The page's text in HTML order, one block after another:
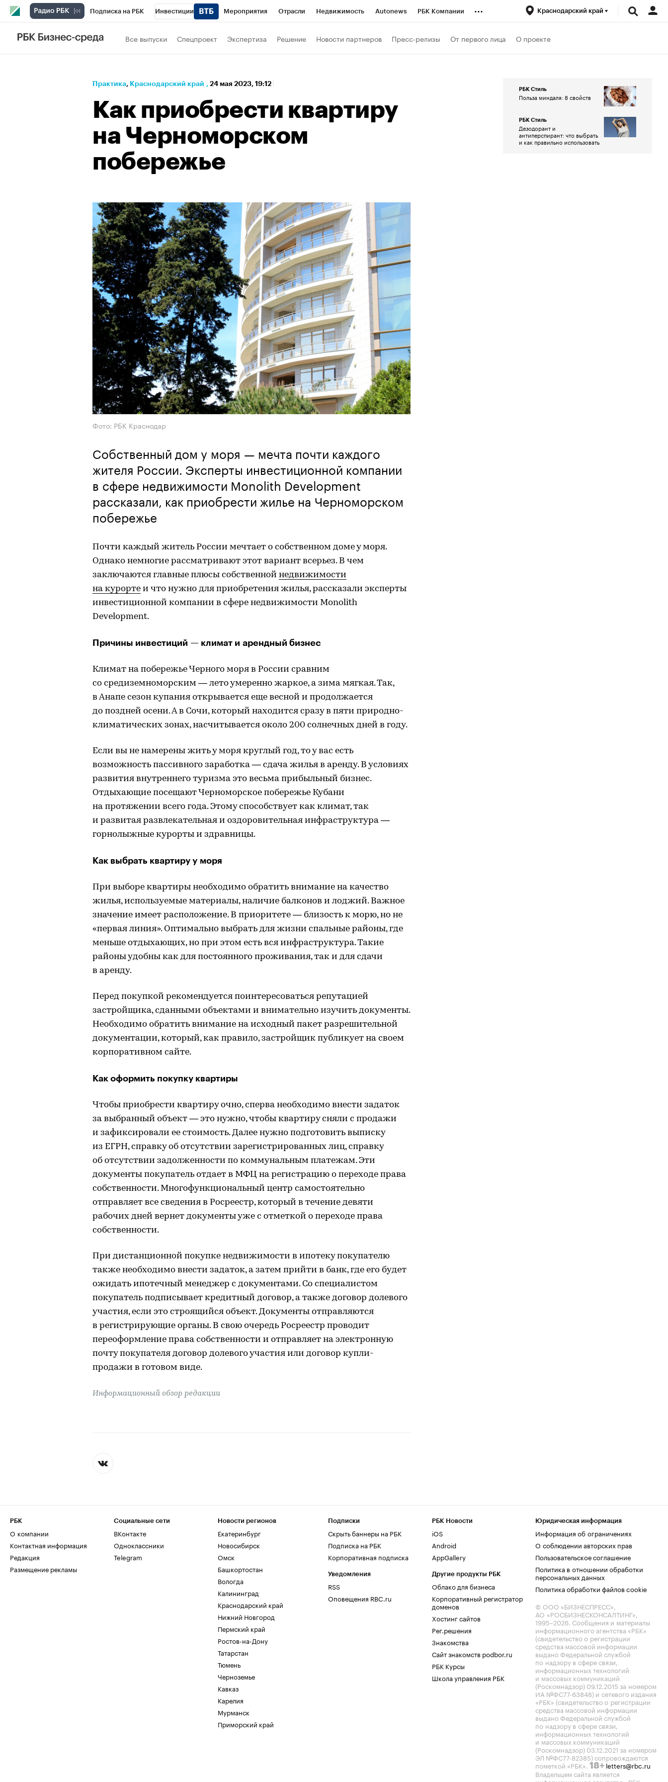
Подписка на РБК Инвестиции Мероприятия Отрасли Недвижимость Autonews РБК Компании
Телеканал
Спецпроекты Проверка контрагентов
Рынок наличной валюты
... Краснодарский край
Все выпуски Спецпроект Экспертиза Решение Новости партнеров Пресс-релизы От первого лица О проекте
Практика⁠, Краснодарский край , 24 мая 2023, 19:12
Как приобрести квартиру
на Черноморском
побережье
Фото: РБК Краснодар
Собственный дом у моря — мечта почти каждого
жителя России. Эксперты инвестиционной компании
в сфере недвижимости Monolith Development
рассказали, как приобрести жилье на Черноморском
побережье
Почти каждый житель России мечтает о собственном доме у моря.
Однако немногие рассматривают этот вариант всерьез. В чем
заключаются главные плюсы собственной недвижимости
на курорте и что нужно для приобретения жилья, рассказали эксперты
инвестиционной компании в сфере недвижимости Monolith
Development.
Причины инвестиций — климат и арендный бизнес
Климат на побережье Черного моря в России сравним
со средиземноморским — лето умеренно жаркое, а зима мягкая. Так,
в Анапе сезон купания открывается еще весной и продолжается
до поздней осени. А в Сочи, который находится сразу в пяти природно-
климатических зонах, насчитывается около 200 солнечных дней в году.
Если вы не намерены жить у моря круглый год, то у вас есть
возможность пассивного заработка — сдача жилья в аренду. В условиях
развития внутреннего туризма это весьма прибыльный бизнес.
Отдыхающие посещают Черноморское побережье Кубани
на протяжении всего года. Этому способствует как климат, так
и развитая развлекательная и оздоровительная инфраструктура —
горнолыжные курорты и здравницы.
Как выбрать квартиру у моря
При выборе квартиры необходимо обратить внимание на качество
жилья, используемые материалы, наличие балконов и лоджий. Важное
значение имеет расположение. В приоритете — близость к морю, но не
«первая линия». Оптимально выбрать для жизни спальные районы, где
меньше отдыхающих, но при этом есть вся инфраструктура. Такие
районы удобны как для постоянного проживания, так и для сдачи
в аренду.
Перед покупкой рекомендуется поинтересоваться репутацией
застройщика, сданными объектами и внимательно изучить документы.
Необходимо обратить внимание на исходный пакет разрешительной
документации, который, как правило, застройщик публикует на своем
корпоративном сайте.
Как оформить покупку квартиры
Чтобы приобрести квартиру очно, сперва необходимо внести задаток
за выбранный объект — это нужно, чтобы квартиру сняли с продажи
и зафиксировали ее стоимость. Далее нужно подготовить выписку
из ЕГРН, справку об отсутствии зарегистрированных лиц, справку
об отсутствии задолженности по коммунальным платежам. Эти
документы покупатель отдает в МФЦ на регистрацию о переходе права
собственности. Многофункциональный центр самостоятельно
отправляет все сведения в Росреестр, который в течение девяти
рабочих дней вернет документы уже с отметкой о переходе права
собственности.
При дистанционной покупке недвижимости в ипотеку покупателю
также необходимо внести задаток, а затем прийти в банк, где его будет
ожидать ипотечный менеджер с документами. Со специалистом
покупатель подписывает кредитный договор, а также договор долевого
участия, если это строящийся объект. Документы отправляются
в регистрирующие органы. В свою очередь Росреестр проводит
переоформление права собственности и отправляет на электронную
почту покупателя договор долевого участия или договор купли-
продажи в готовом виде.
Информационный обзор редакции
РБК Стиль
Польза миндаля: 8 свойств
РБК Стиль
Дезодорант и
антиперспирант: что выбрать
и как правильно использовать
РБК
О компании
Контактная информация
Редакция
Размещение рекламы
Социальные сети
ВКонтакте
Одноклассники
Telegram
Новости регионов
Екатеринбург
Новосибирск
Омск
Башкортостан
Вологда
Калининград
Краснодарский край
Нижний Новгород
Пермский край
Ростов-на-Дону
Татарстан
Тюмень
Черноземье
Кавказ
Карелия
Мурманск
Приморский край
Подписки
Скрыть баннеры на РБК
Подписка на РБК
Корпоративная подписка
Уведомления
RSS
Оповещения RBC.ru
РБК Новости
iOS
Android
AppGallery
Другие продукты РБК
Облако для бизнеса
Корпоративный регистратор
доменов
Хостинг сайтов
Рег.решения
Знакомства
Сайт знакомств podbor.ru
РБК Курсы
Школа управления РБК
Юридическая информация
Информация об ограничениях
О соблюдении авторских прав
Пользовательское соглашение
Политика в отношении обработки
персональных данных
Политика обработки файлов cookie
© ООО «БИЗНЕСПРЕСС»,
АО «РОСБИЗНЕСКОНСАЛТИНГ»,
1995–2026. Сообщения и материалы
информационного агентства «РБК»
(свидетельство о регистрации
средства массовой информации
выдано Федеральной службой
по надзору в сфере связи,
информационных технологий
и массовых коммуникаций
(Роскомнадзор) 09.12.2015 за номером
ИА №ФС77-63848) и сетевого издания
«РБК» (свидетельство о регистрации
средства массовой информации
выдано Федеральной службой
по надзору в сфере связи,
информационных технологий
и массовых коммуникаций
(Роскомнадзор) 03.12.2021 за номером
ЭЛ №ФС77-82385) сопровождаются
пометкой «РБК». 18+ letters@rbc.ru
Владельцем сайта является